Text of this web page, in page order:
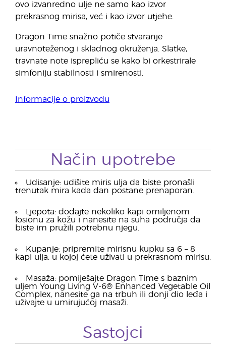
ovo izvanredno ulje ne samo kao izvor
prekrasnog mirisa, već i kao izvor utjehe.
Dragon Time snažno potiče stvaranje
uravnoteženog i skladnog okruženja. Slatke,
travnate note isprepliću se kako bi orkestrirale
simfoniju stabilnosti i smirenosti.
Informacije o proizvodu
Način upotrebe
Udisanje: udišite miris ulja da biste pronašli
trenutak mira kada dan postane prenaporan.
Ljepota: dodajte nekoliko kapi omiljenom
losionu za kožu i nanesite na suha područja da
biste im pružili potrebnu njegu.
Kupanje: pripremite mirisnu kupku sa 6 – 8
kapi ulja, u kojoj ćete uživati u prekrasnom mirisu.
Masaža: pomiješajte Dragon Time s baznim
uljem Young Living V-6® Enhanced Vegetable Oil
Complex, nanesite ga na trbuh ili donji dio leđa i
uživajte u umirujućoj masaži.
Sastojci